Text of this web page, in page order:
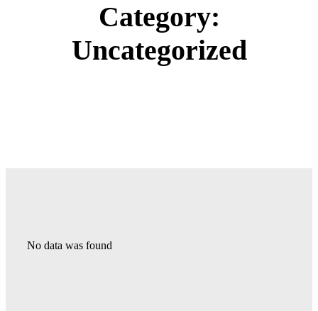
Category:
Uncategorized
No data was found